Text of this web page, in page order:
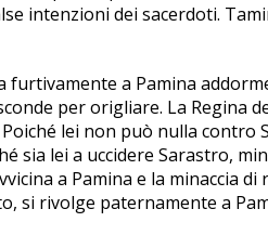
intenzioni dei sacerdoti.
furtivamente a Pamina
per origliare. La Regina
lei non può nulla
sia lei a uccidere Sarastro,
a Pamina e la minaccia
si rivolge paternamente a